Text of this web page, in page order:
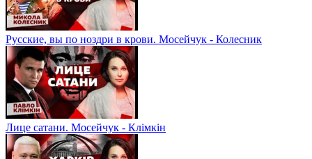
Русские, вы по ноздри в крови. Мосейчук - Колесник
Лице сатани. Мосейчук - Клімкін